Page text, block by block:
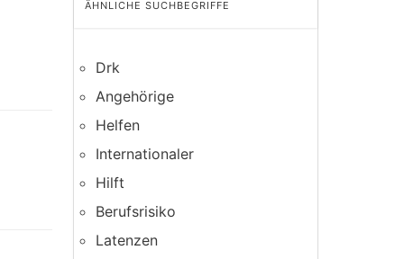
ÄHNLICHE SUCHBEGRIFFE
Drk
Angehörige
Helfen
Internationaler
Hilft
Berufsrisiko
Latenzen